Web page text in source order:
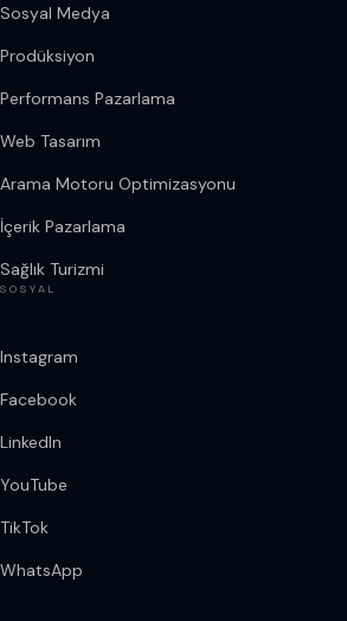
Sosyal Medya
Prodüksiyon
Performans Pazarlama
Web Tasarım
Arama Motoru Optimizasyonu
İçerik Pazarlama
Sağlık Turizmi
SOSYAL
Instagram
Facebook
LinkedIn
YouTube
TikTok
WhatsApp